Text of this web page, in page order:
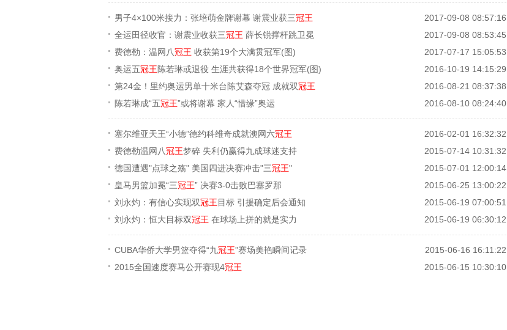
2017-09-08 08:57:16
男子4×100米接力：张培萌金牌谢幕 谢震业获三冠王
2017-09-08 08:53:45
全运田径收官：谢震业收获三冠王 薛长锐撑杆跳卫冕
2017-07-17 15:05:53
费德勒：温网八冠王 收获第19个大满贯冠军(图)
2016-10-19 14:15:29
奥运五冠王陈若琳或退役 生涯共获得18个世界冠军(图)
2016-08-21 08:37:38
第24金！里约奥运男单十米台陈艾森夺冠 成就双冠王
2016-08-10 08:24:40
陈若琳成“五冠王”或将谢幕 家人“惜缘”奥运
2016-02-01 16:32:32
塞尔维亚天王“小德”德约科维奇成就澳网六冠王
2015-07-14 10:31:32
费德勒温网八冠王梦碎 失利仍赢得九成球迷支持
2015-07-01 12:00:14
德国遭遇"点球之殇" 美国四进决赛冲击"三冠王"
2015-06-25 13:00:22
皇马男篮加冕“三冠王” 决赛3-0击败巴塞罗那
2015-06-19 07:00:51
刘永灼：有信心实现双冠王目标 引援确定后会通知
2015-06-19 06:30:12
刘永灼：恒大目标双冠王 在球场上拼的就是实力
2015-06-16 16:11:22
CUBA华侨大学男篮夺得“九冠王”赛场美艳瞬间记录
2015-06-15 10:30:10
2015全国速度赛马公开赛现4冠王